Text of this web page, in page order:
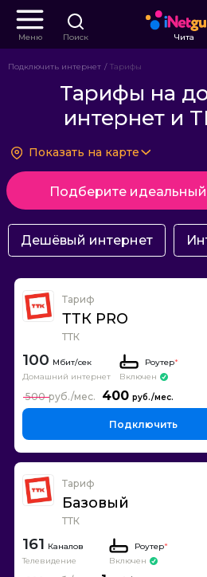
Меню Поиск Чита
Подключить интернет Тарифы
Тарифы на
интернет и
Показать на карте
Подберите
Дешёвый интернет
Тариф
ТТК PRO
ТТК
100
Домашний интернет
Роутер*
Включен
400
500
Подключить
Тариф
Базовый
ТТК
161 Каналов
Телевидение
Роутер*
Включен